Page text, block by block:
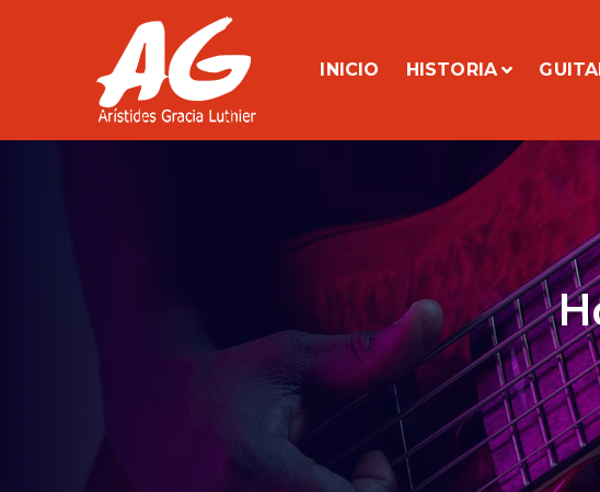
Aristides Gracia Luthier
Luthier – Calibración – Reparación
INICIO HISTORIA